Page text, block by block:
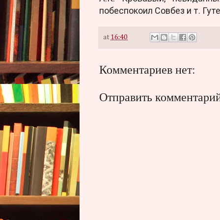
побеспокоил Совбез и т.
at 16:40
Комментариев нет:
Отправить